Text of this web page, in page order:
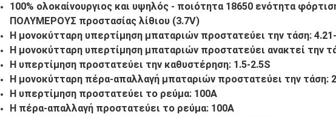
100% ολοκαίνουργιος και υψηλός - ποιότητα 18650 ενότητα
ΠΟΛΥΜΕΡΟΥΣ προστασίας λίθιου (3.7V)
Η μονοκύτταρη υπερτίμηση μπαταριών προστατεύει την τάση:
Η μονοκύτταρη υπερτίμηση μπαταριών προστατεύει ανακτεί την
Η υπερτίμηση προστατεύει την καθυστέρηση: 1.5-2.5S
Η μονοκύτταρη πέρα-απαλλαγή μπαταριών προστατεύει την τάση:
Η υπερτίμηση προστατεύει το ρεύμα: 100A
Η πέρα-απαλλαγή προστατεύει το ρεύμα: 100A